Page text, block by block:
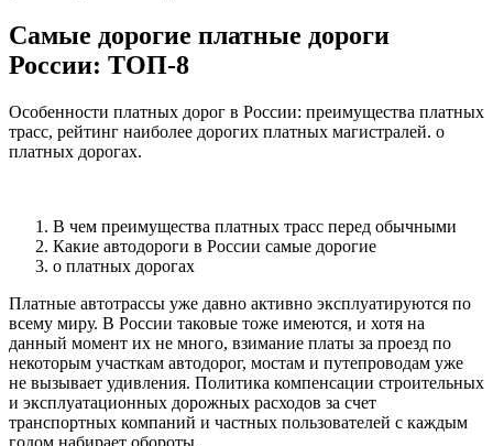
Самые дорогие платные дороги
России: ТОП-8
Особенности платных дорог в России: преимущества платных
трасс, рейтинг наиболее дорогих платных магистралей. о
платных дорогах.
В чем преимущества платных трасс перед обычными
Какие автодороги в России самые дорогие
о платных дорогах
Платные автотрассы уже давно активно эксплуатируются по
всему миру. В России таковые тоже имеются, и хотя на
данный момент их не много, взимание платы за проезд по
некоторым участкам автодорог, мостам и путепроводам уже
не вызывает удивления. Политика компенсации строительных
и эксплуатационных дорожных расходов за счет
транспортных компаний и частных пользователей с каждым